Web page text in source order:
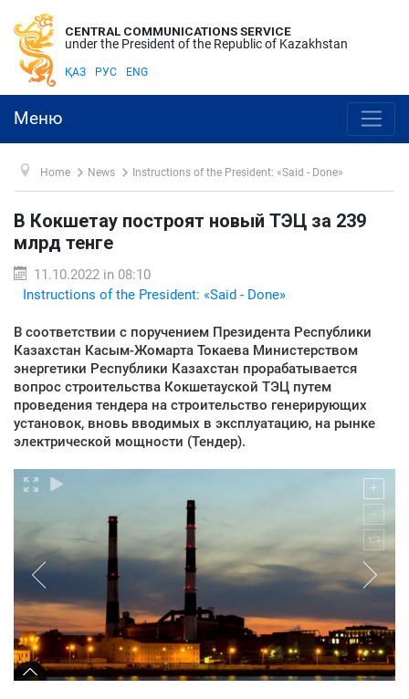
CENTRAL COMMUNICATIONS SERVICE
under the President of the Republic of Kazakhstan
ҚАЗ РУС ENG
Меню
Home News Instructions of the President: «Said - Done»
В Кокшетау построят новый ТЭЦ за 239
млрд тенге
11.10.2022 in 08:10
Instructions of the President: «Said - Done»
В соответствии с поручением Президента Республики
Казахстан Касым-Жомарта Токаева Министерством
энергетики Республики Казахстан прорабатывается
вопрос строительства Кокшетауской ТЭЦ путем
проведения тендера на строительство генерирующих
установок, вновь вводимых в эксплуатацию, на рынке
электрической мощности (Тендер).